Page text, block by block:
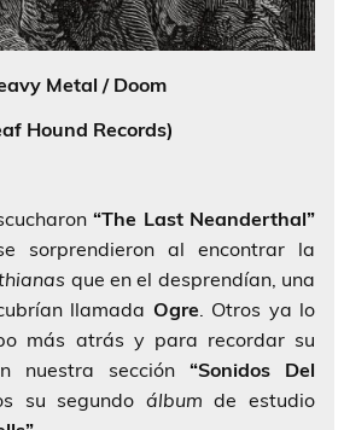
Metal / Doom
Hound Records)
“The Last Neanderthal”
sorprendieron al encontrar la
que en el desprendían, una
llamada Ogre. Otros ya lo
más atrás y para recordar su
nuestra sección “Sonidos Del
su segundo álbum de estudio